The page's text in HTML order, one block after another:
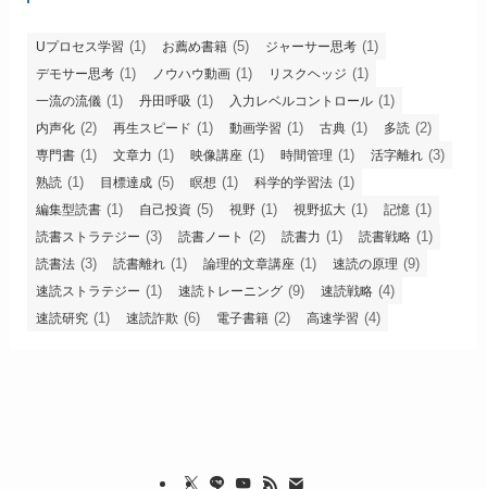
Uプロセス学習 (1) お薦め書籍 (5) ジャーサー思考 (1)
デモサー思考 (1) ノウハウ動画 (1) リスクヘッジ (1)
一流の流儀 (1) 丹田呼吸 (1) 入力レベルコントロール (1)
内声化 (2) 再生スピード (1) 動画学習 (1) 古典 (1) 多読 (2)
専門書 (1) 文章力 (1) 映像講座 (1) 時間管理 (1) 活字離れ (3)
熟読 (1) 目標達成 (5) 瞑想 (1) 科学的学習法 (1)
編集型読書 (1) 自己投資 (5) 視野 (1) 視野拡大 (1) 記憶 (1)
読書ストラテジー (3) 読書ノート (2) 読書力 (1) 読書戦略 (1)
読書法 (3) 読書離れ (1) 論理的文章講座 (1) 速読の原理 (9)
速読ストラテジー (1) 速読トレーニング (9) 速読戦略 (4)
速読研究 (1) 速読詐欺 (6) 電子書籍 (2) 高速学習 (4)